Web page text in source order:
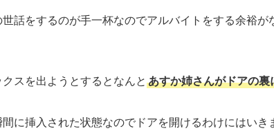
話をするのが手一杯なのでアルバイトをする余裕が
スを出ようとするとなんと あすか姉さんがドアの裏
に挿入された状態なのでドアを開けるわけにはいき